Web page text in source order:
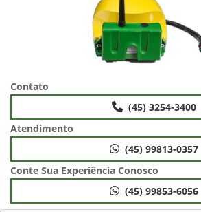
Contato
(45) 3254-3400
Atendimento
(45) 99813-0357
Conte Sua Experiência Conosco
(45) 99853-6056